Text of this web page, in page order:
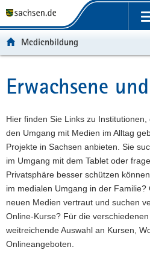
t
ü
e
r
g
r
e
i
f
e
n
d
t
n
v
i
g
a
t
i
o
n
p
n
a
l
t
t
-
e
r
e
i
c
h
Medienbildung
Hauptinhalt
Erwachsene
Hier finden Sie Links zu
den Umgang mit Medien im Alltag
Projekte in Sachsen anbieten. Sie
im Umgang mit dem Tablet oder
Privatsphäre besser schützen
im medialen Umgang in der
neuen Medien vertraut und suchen
Online-Kurse? Für die
weitreichende Auswahl an Kursen,
Onlineangeboten.